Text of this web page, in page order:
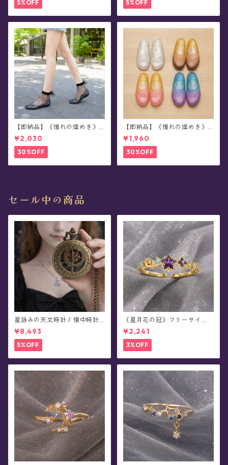
5%OFF 5%OFF
【即納品】《憧れの煌めき》
スタージェリージュエル・シ
ューズ(全6色)
¥2,030
30%OFF
【即納品】《憧れの煌めき》
スタージェリージュエル・ス
リッポン・シューズ(全4色)
¥1,960
30%OFF
セール中の商品
星詠みの天文時計 / 懐中時計
(全4色)
¥8,493
5%OFF
《星月花の冠》フリーサイ
ズ・リング
¥2,241
3%OFF